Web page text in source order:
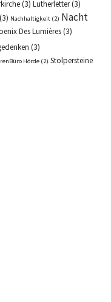
(3) Lutherletter(3)
(3) Nachhaltigkeit (2) Nacht
Des Lumières(3)
(3)
Hörde (2) Stolpersteine